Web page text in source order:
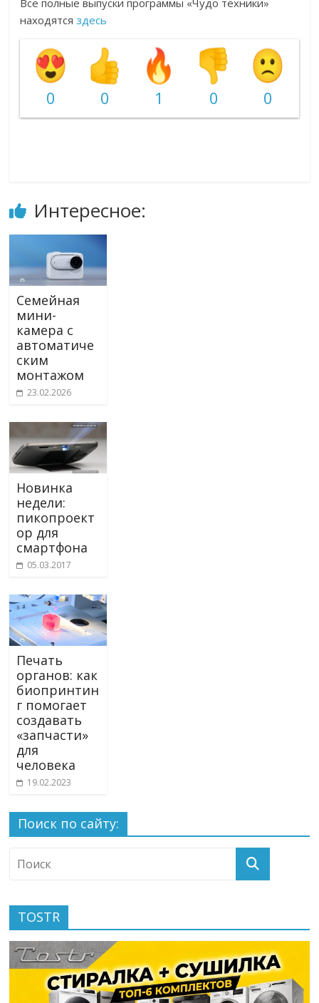
Все полные выпуски программы «Чудо техники»
находятсяздесь
0 0 1 0 0
Интересное:
Семейная
мини-
камера с
автоматиче
ским
монтажом
23.02.2026
Новинка
недели:
пикопроект
ор для
смартфона
05.03.2017
Печать
органов: как
биопринтин
г помогает
создавать
«запчасти»
для
человека
19.02.2023
Поиск по сайту:
TOSTR